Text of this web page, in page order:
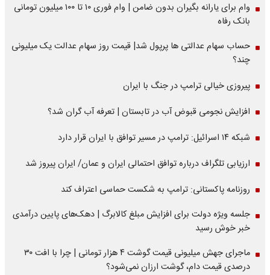
وام برای یارانه بگیران بدون ضامن | وام فوری ۱۰ تا ۱۰۰ میلیون تومانی
بانک رفاه
حساب سهام عدالتی ها پرپول شد| قیمت روز سهام عدالت یک میلیونی
چند؟
پیروزی خیالی ترامپ در جنگ با ایران
افزایش نجومی قبوض آب در تابستان | تعرفه آب گران شد؟
شبکه ۱۴ اسرائیل: ترامپ در مسیر توافق با ایران قرار دارد
ارزیابی تلگراف درباره توافق احتمالی ایران و عمان/ ایران پیروز شد
روزنامه پاکستانی: ترامپ به شکست حماسی اعتراف کند
جلسه ویژه دولت برای افزایش مبلغ کالابرگ | دهک‌های پایین درآمدی
خبر خوش رسید
ماجرای جهش میلیونی قیمت گوشت ۴ هزار تومانی | چرا با افت ۳۰
درصدی قیمت دام، گوشت ارزان نمی‌شود؟